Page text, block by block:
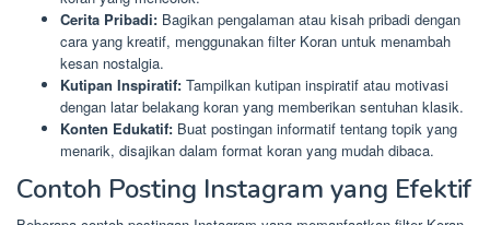
Cerita Pribadi: Bagikan pengalaman atau kisah pribadi dengan
cara yang kreatif, menggunakan filter Koran untuk menambah
kesan nostalgia.
Kutipan Inspiratif: Tampilkan kutipan inspiratif atau motivasi
dengan latar belakang koran yang memberikan sentuhan klasik.
Konten Edukatif: Buat postingan informatif tentang topik yang
menarik, disajikan dalam format koran yang mudah dibaca.
Contoh Posting Instagram yang Efektif